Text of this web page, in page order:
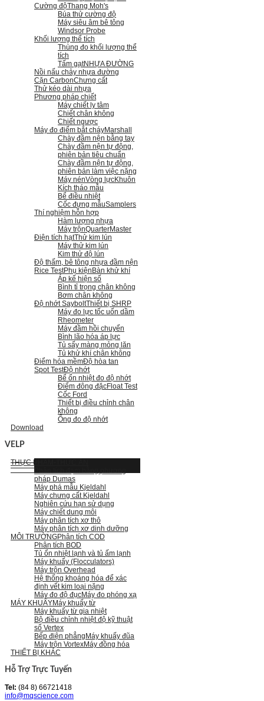
Cường độThang Moh's
Búa thử cường độ
Máy siêu âm bê tông
Windsor Probe
Khối lượng thể tích
Thùng đo khối lượng thể
tích
Tấm gạtNHỰA ĐƯỜNG
Nồi nấu chảy nhựa đường
Cặn CarbonChưng cất
Thử kéo dài nhựa
Phương pháp chiết
Máy chiết ly tâm
Chiết chân không
Chiết ngược
Máy đo điểm bắt cháyMarshall
Chày đầm nện bằng tay
Chày đầm nện tự động,
phiên bản tiêu chuẩn
Chày đầm nện tự động,
phiên bản làm việc nặng
Máy nénVòng lựcKhuôn
Kích tháo mẫu
Bể điều nhiệt
Cốc đựng mẫuSamplers
Thí nghiệm hỗn hợp
Hàm lượng nhựa
Máy trộnQuarterMaster
Điện tích hạtThử kim lún
Máy thử kim lún
Kim thử độ lún
Độ thấm, bê tông nhựa đầm nện
Rice TestPhụ kiện Bàn khử khí
Áp kế hiện số
Bình tỉ trọng chân không
Bơm chân không
Độ nhớt SayboltThiết bị SHRP
Máy đo lực tốc uốn dầm
Rheometer
Máy đầm hồi chuyển
Bình lão hóa áp lực
Tủ sấy màng mỏng lăn
Tủ khử khí chân không
Điểm hóa mềmĐộ hòa tan
Spot TestĐộ nhớt
Bể ổn nhiệt đo độ nhớt
Điểm đông đặcFloat Test
Cốc Ford
Thiết bị điều chỉnh chân
không
Ống đo độ nhớt
Download
VELP
THỰC PHẨM-THỨC ĂN
pháp Dumas
Máy phá mẫu Kjeldahl
Máy chưng cất Kjeldahl
Nghiên cứu hạn sử dụng
Máy chiết dung môi
Máy phân tích xơ thô
Máy phân tích xơ dinh dưỡng
MÔI TRƯỜNGPhân tích COD
Phân tích BOD
Tủ ổn nhiệt lạnh và tủ ấm lạnh
Máy khuấy (Flocculators)
Máy trộn Overhead
Hệ thống khoáng hóa để xác
định vết kim loại nặng
Máy đo độ đụcMáy đo phóng xạ
MÁY KHUẤYMáy khuấy từ
Máy khuấy từ gia nhiệt
Bộ điều chỉnh nhiệt độ kỹ thuật
số Vertex
Bếp điện phẳng Máy khuấy đũa
Máy trộn VortexMáy đồng hóa
THIẾT BỊ KHÁC
Hỗ Trợ Trực Tuyến
Tel: (84 8) 66721418
info@mqscience.com